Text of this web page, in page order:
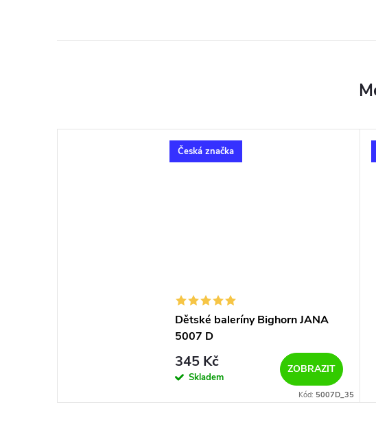
Česká značka
Dětské baleríny Bighorn JANA
5007 D
345 Kč
Skladem
ZOBRAZIT
Kód: 5007D_35